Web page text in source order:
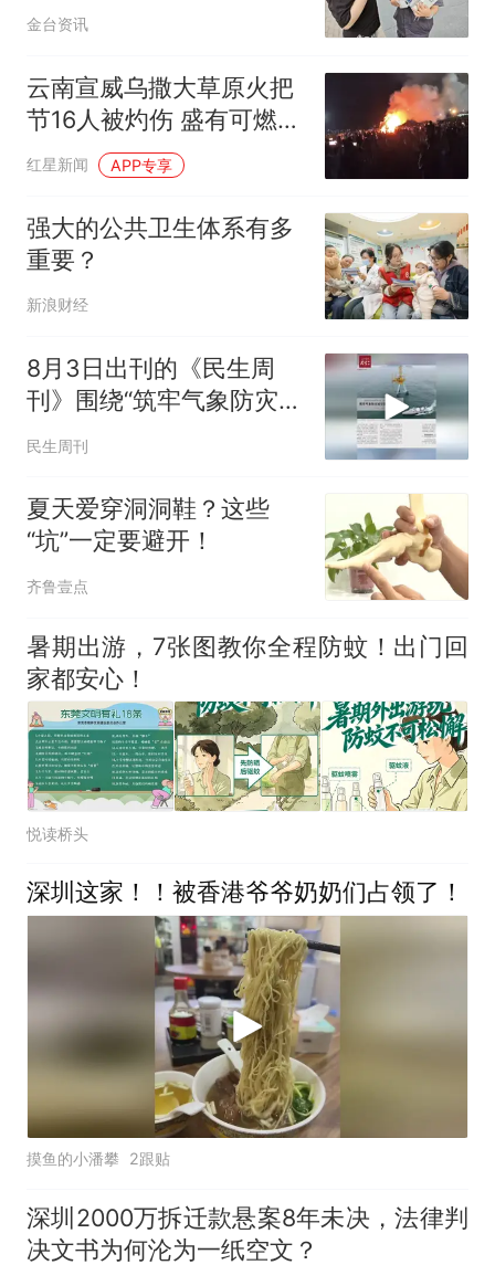
金台资讯
云南宣威乌撒大草原火把
节16人被灼伤 盛有可燃液
体的塑料桶意外倾倒引发
红星新闻 APP专享
强大的公共卫生体系有多
重要？
新浪财经
8月3日出刊的《民生周
刊》围绕“筑牢气象防灾减
灾第一道防线”推出封面报
民生周刊
夏天爱穿洞洞鞋？这些
“坑”一定要避开！
齐鲁壹点
暑期出游，7张图教你全程防蚊！出门回
家都安心！
悦读桥头
深圳这家！！被香港爷爷奶奶们占领了！
摸鱼的小潘攀 2跟贴
深圳2000万拆迁款悬案8年未决，法律判
决文书为何沦为一纸空文？